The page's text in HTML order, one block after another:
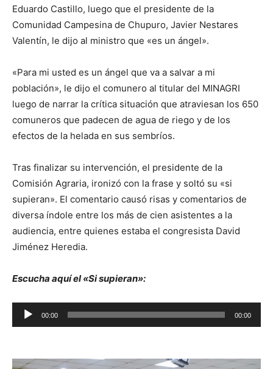
Eduardo Castillo, luego que el presidente de la
Comunidad Campesina de Chupuro, Javier Nestares
Valentín, le dijo al ministro que «es un ángel».
«Para mi usted es un ángel que va a salvar a mi
población», le dijo el comunero al titular del MINAGRI
luego de narrar la crítica situación que atraviesan los 650
comuneros que padecen de agua de riego y de los
efectos de la helada en sus sembríos.
Tras finalizar su intervención, el presidente de la
Comisión Agraria, ironizó con la frase y soltó su «si
supieran». El comentario causó risas y comentarios de
diversa índole entre los más de cien asistentes a la
audiencia, entre quienes estaba el congresista David
Jiménez Heredia.
Escucha aquí el «Si supieran»:
Reproductor
de
00:00 00:00